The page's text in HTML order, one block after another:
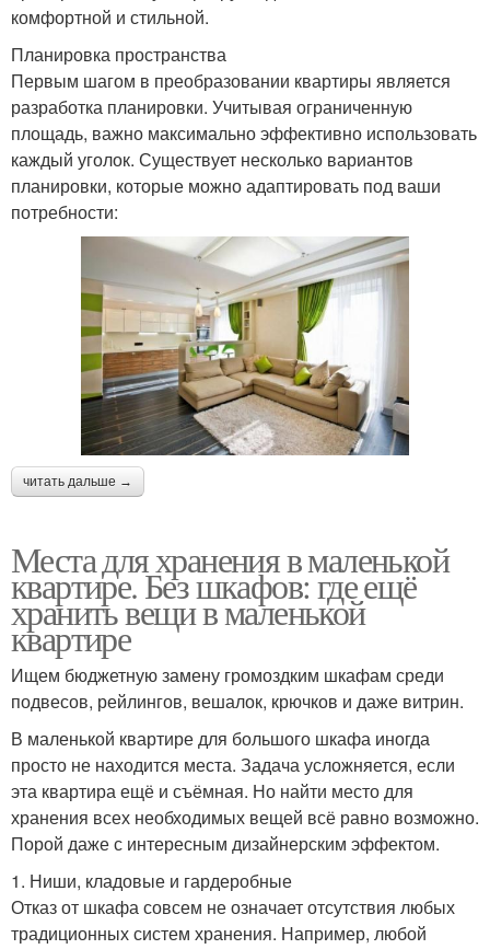
комфортной и стильной.
Планировка пространства
Первым шагом в преобразовании квартиры является
разработка планировки. Учитывая ограниченную
площадь, важно максимально эффективно использовать
каждый уголок. Существует несколько вариантов
планировки, которые можно адаптировать под ваши
потребности:
читать дальше →
Места для хранения в маленькой
квартире. Без шкафов: где ещё
хранить вещи в маленькой
квартире
Ищем бюджетную замену громоздким шкафам среди
подвесов, рейлингов, вешалок, крючков и даже витрин.
В маленькой квартире для большого шкафа иногда
просто не находится места. Задача усложняется, если
эта квартира ещё и съёмная. Но найти место для
хранения всех необходимых вещей всё равно возможно.
Порой даже с интересным дизайнерским эффектом.
1. Ниши, кладовые и гардеробные
Отказ от шкафа совсем не означает отсутствия любых
традиционных систем хранения. Например, любой